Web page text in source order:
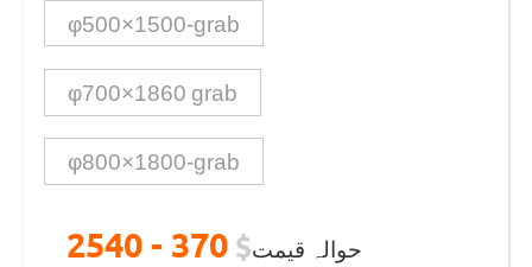
φ500×1500-grab
φ700×1860 grab
φ800×1800-grab
حوالہ قیمت$
370 - 2540